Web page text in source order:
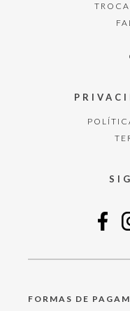
FORMAS DE